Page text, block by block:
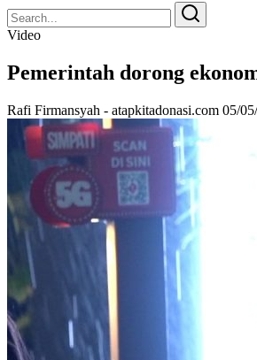
Search
for:
Search
Video
Pemerintah dorong
Rafi Firmansyah - atapkitadonasi.com 05/